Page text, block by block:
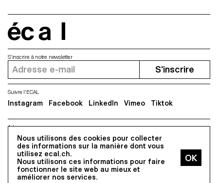
Nous utilisons des cookies pour collecter
des informations sur la manière dont vous
utilisez ecal.ch.
Nous utilisons ces informations pour faire
fonctionner le site web au mieux et
améliorer nos services.
Adresse
5, avenue du Temple, CH-1020 Renens
S'inscrire à notre newsletter
S'inscrire
Suivre l'ECAL
Instagram Facebook LinkedIn Vimeo Tiktok
Tous droits réservés @2026
Contact Impressum Hub Presse